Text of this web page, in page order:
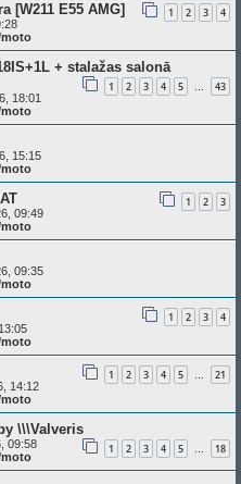
[W211 E55 AMG] 1 2 3 4
+ stalažas salonā
1 2 3 4 5 … 43
18:01
15:15
1 2 3
09:49
09:35
1 2 3 4
1 2 3 4 5 … 21
14:12
\\\Valveris
1 2 3 4 5 … 18
09:58